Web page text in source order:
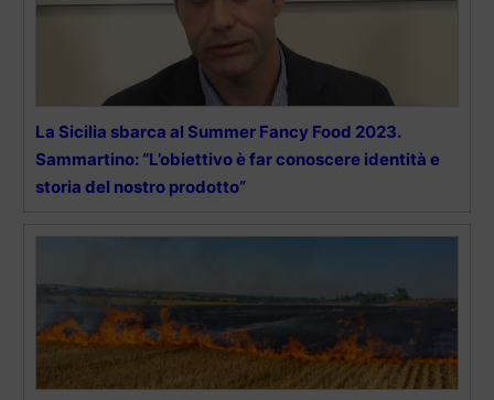
La Sicilia sbarca al Summer Fancy Food 2023.
Sammartino: “L’obiettivo è far conoscere identità e
storia del nostro prodotto”